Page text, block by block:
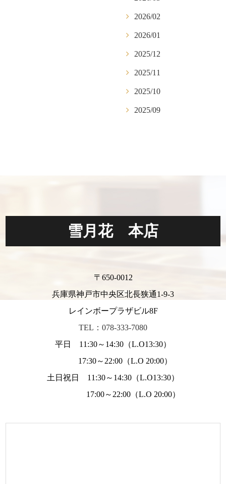
2026/02
2026/01
2025/12
2025/11
2025/10
2025/09
雪月花 本店
〒650-0012
兵庫県神戸市中央区北長狭通1-9-3
レインボープラザビル8F
TEL：078-333-7080
平日 11:30～14:30（L.O13:30）
17:30～22:00（L.O 20:00）
土日祝日 11:30～14:30（L.O13:30）
17:00～22:00（L.O 20:00）